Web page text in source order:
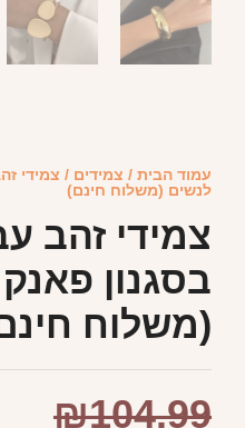
עמוד הבית / צמידים / צמידי
לנשים (משלוח חינם)
צמידי זהב
בסגנון
(משלוח
₪104.99